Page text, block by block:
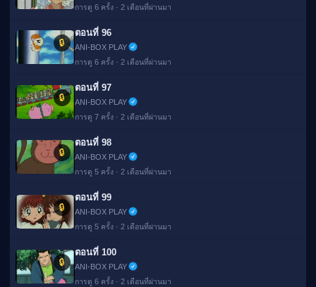
การดู 6 ครั้ง · 2 เดือนที่ผ่านมา
🔒
ตอนที่ 96
ANI-BOX PLAY
การดู 6 ครั้ง · 2 เดือนที่ผ่านมา
🔒
ตอนที่ 97
ANI-BOX PLAY
การดู 7 ครั้ง · 2 เดือนที่ผ่านมา
🔒
ตอนที่ 98
ANI-BOX PLAY
การดู 5 ครั้ง · 2 เดือนที่ผ่านมา
🔒
ตอนที่ 99
ANI-BOX PLAY
การดู 5 ครั้ง · 2 เดือนที่ผ่านมา
🔒
ตอนที่ 100
ANI-BOX PLAY
การดู 6 ครั้ง · 2 เดือนที่ผ่านมา